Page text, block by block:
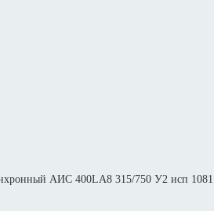
АИС 400LА8 315/750 У2 исп 1081